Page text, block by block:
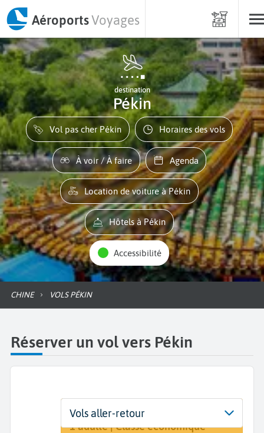
AéroportsVoyages
destination
Pékin
Vol pas cher Pékin Horaires des vols
À voir / À faire Agenda
Location de voiture à Pékin
Hôtels à Pékin
Accessibilité
CHINE VOLS PÉKIN
Réserver un vol vers Pékin
Départ
De...
Dates
Dates de votre voyage
Voyageurs | Classe
1 adulte | Classe économique
Vols aller-retour